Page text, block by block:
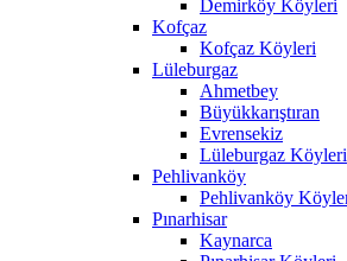
Demirköy Köyleri
Kofçaz
Kofçaz Köyleri
Lüleburgaz
Ahmetbey
Büyükkarıştıran
Evrensekiz
Lüleburgaz Köyleri
Pehlivanköy
Pehlivanköy
Pınarhisar
Kaynarca